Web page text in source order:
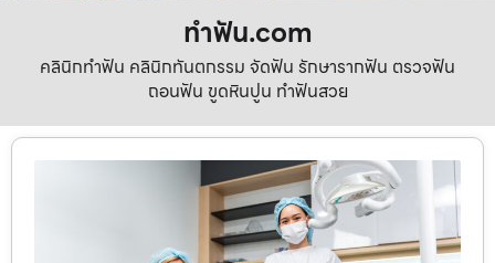
ทําฟัน.com
คลินิกทำฟัน คลินิกทันตกรรม จัดฟัน รักษารากฟัน ตรวจฟัน
ถอนฟัน ขูดหินปูน ทำฟันสวย